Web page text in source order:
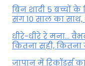
बिन शादी 5 बच्चों के
संग 10 साल का साथ,
धीरे-धीरे रे मना…
कितना सही, कितना
जापान में रिकॉर्ड्स